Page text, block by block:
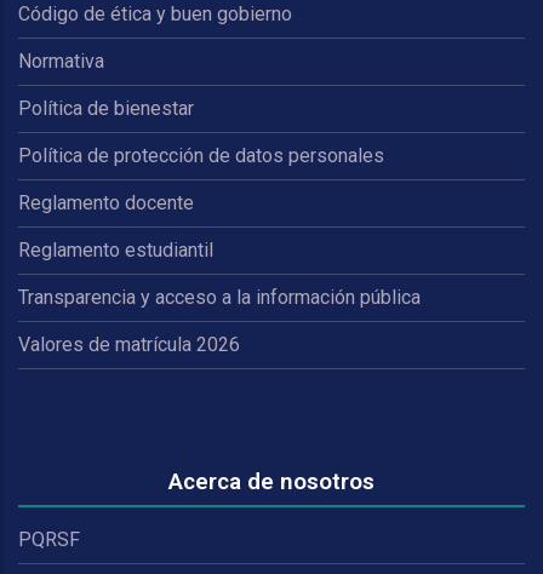
Código de ética y buen gobierno
Normativa
Política de bienestar
Política de protección de datos personales
Reglamento docente
Reglamento estudiantil
Transparencia y acceso a la información pública
Valores de matrícula 2026
Acerca de nosotros
PQRSF